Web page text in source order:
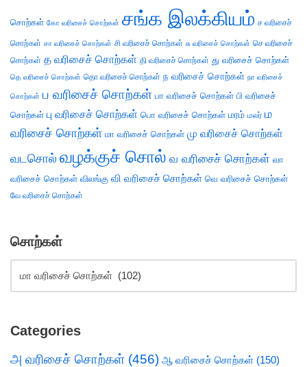
சொற்கள் கோ வரிசைச் சொற்கள் சங்க இலக்கியம் ச வரிசைச்
சொற்கள் சா வரிசைச் சொற்கள் சி வரிசைச் சொற்கள் சு வரிசைச் சொற்கள் செ வரிசைச்
சொற்கள் த வரிசைச் சொற்கள் தி வரிசைச் சொற்கள் து வரிசைச் சொற்கள்
தெ வரிசைச் சொற்கள் தொ வரிசைச் சொற்கள் ந வரிசைச் சொற்கள் நா வரிசைச்
சொற்கள் ப வரிசைச் சொற்கள் பா வரிசைச் சொற்கள் பி வரிசைச்
சொற்கள் பு வரிசைச் சொற்கள் பொ வரிசைச் சொற்கள் மரம் மலர் ம
வரிசைச் சொற்கள் மா வரிசைச் சொற்கள் மு வரிசைச் சொற்கள்
வடசொல் வழக்குச் சொல் வ வரிசைச் சொற்கள் வா
வரிசைச் சொற்கள் விலங்கு வி வரிசைச் சொற்கள் வெ வரிசைச் சொற்கள்
வே வரிசைச் சொற்கள்
சொற்கள்
Categories
அ வரிசைச் சொற்கள் (456) ஆ வரிசைச் சொற்கள் (150)